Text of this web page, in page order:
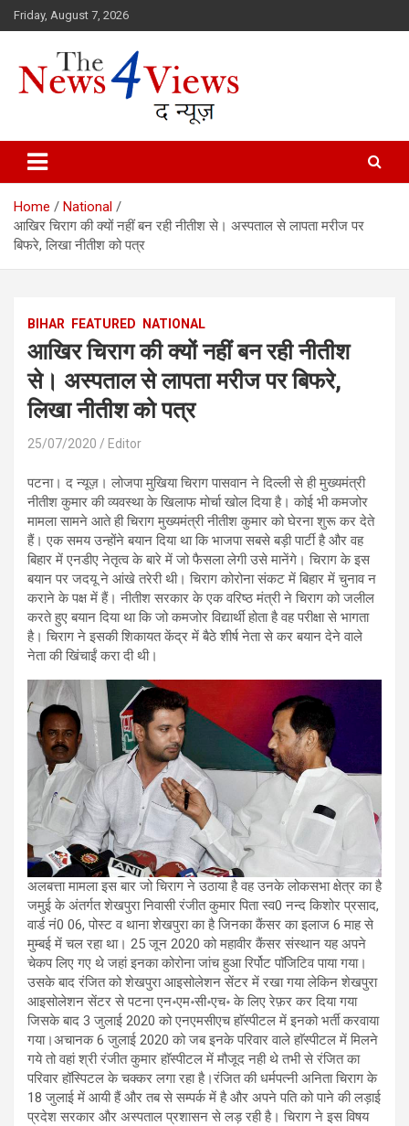
Skip
to
Friday, August 7, 2026
TheNews4Views
Home
National
आखिर चिराग की क्यों नहीं बन रही नीतीश से। अस्पताल से लापता मरीज पर
बिफरे, लिखा नीतीश को पत्र
BIHAR FEATURED NATIONAL
आखिर चिराग की क्यों नहीं बन रही नीतीश
से। अस्पताल से लापता मरीज पर बिफरे,
लिखा नीतीश को पत्र
25/07/2020 Editor
पटना। द न्यूज़। लोजपा मुखिया चिराग पासवान ने दिल्ली से ही मुख्यमंत्री
नीतीश कुमार की व्यवस्था के खिलाफ मोर्चा खोल दिया है। कोई भी कमजोर
मामला सामने आते ही चिराग मुख्यमंत्री नीतीश कुमार को घेरना शुरू कर देते
हैं। एक समय उन्होंने बयान दिया था कि भाजपा सबसे बड़ी पार्टी है और वह
बिहार में एनडीए नेतृत्व के बारे में जो फैसला लेगी उसे मानेंगे। चिराग के इस
बयान पर जदयू ने आंखे तरेरी थी। चिराग कोरोना संकट में बिहार में चुनाव न
कराने के पक्ष में हैं। नीतीश सरकार के एक वरिष्ठ मंत्री ने चिराग को जलील
करते हुए बयान दिया था कि जो कमजोर विद्यार्थी होता है वह परीक्षा से भागता
है। चिराग ने इसकी शिकायत केंद्र में बैठे शीर्ष नेता से कर बयान देने वाले
नेता की खिंचाईं करा दी थी।
अलबत्ता मामला इस बार जो चिराग ने उठाया है वह उनके लोकसभा क्षेत्र का है
जमुई के अंतर्गत शेखपुरा निवासी रंजीत कुमार पिता स्व0 नन्द किशोर प्रसाद,
वार्ड नं0 06, पोस्ट व थाना शेखपुरा का है जिनका कैंसर का इलाज 6 माह से
मुम्बई में चल रहा था। 25 जून 2020 को महावीर कैंसर संस्थान यह अपने
चेकप लिए गए थे जहां इनका कोरोना जांच हुआ रिर्पोट पाॅजिटिव पाया गया।
उसके बाद रंजित को शेखपुरा आइसोलेशन सेंटर में रखा गया लेकिन शेखपुरा
आइसोलेशन सेंटर से पटना एन॰एम॰सी॰एच॰ के लिए रेफ़र कर दिया गया
जिसके बाद 3 जुलाई 2020 को एनएमसीएच हाॅस्पीटल में इनको भर्ती करवाया
गया।अचानक 6 जुलाई 2020 को जब इनके परिवार वाले हाॅस्पीटल में मिलने
गये तो वहां श्री रंजीत कुमार हाॅस्पीटल में मौजूद नही थे तभी से रंजित का
परिवार हॉस्पिटल के चक्कर लगा रहा है।रंजित की धर्मपत्नी अनिता चिराग के
18 जुलाई में आयी हैं और तब से सम्पर्क में है और अपने पति को पाने की लड़ाई
प्रदेश सरकार और अस्पताल प्रशासन से लड़ रही है। चिराग ने इस विषय